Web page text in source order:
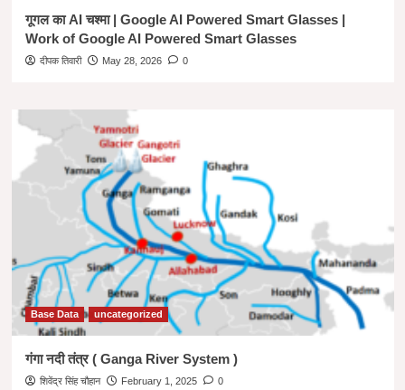
गूगल का AI चश्मा | Google AI Powered Smart Glasses |
Work of Google AI Powered Smart Glasses
दीपक तिवारी May 28, 2026 0
Base Data uncategorized
गंगा नदी तंत्र ( Ganga River System )
शिवेंद्र सिंह चौहान February 1, 2025 0